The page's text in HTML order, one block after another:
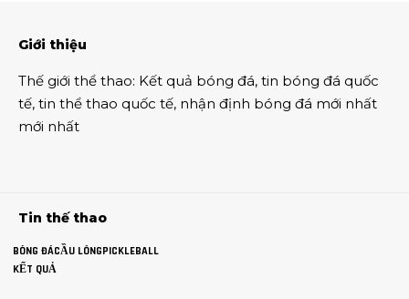
Giới thiệu
Thế giới thể thao: Kết quả bóng đá, tin bóng đá quốc
tế, tin thể thao quốc tế, nhận định bóng đá mới nhất
mới nhất
Tin thế thao
BÓNG ĐÁCẦU LÔNGPICKLEBALL
KẾT QUẢ